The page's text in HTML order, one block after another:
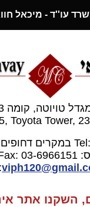
עו''ד - מיכאל
Toyota Tower,
Tel: במקרים
viph120@
השקנו אתר